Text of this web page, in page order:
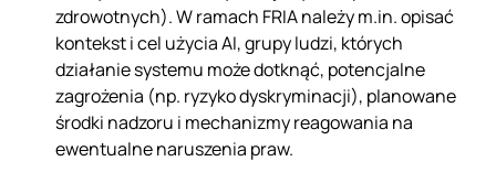
zdrowotnych). W ramach FRIA należy m.in. opisać
kontekst i cel użycia AI, grupy ludzi, których
działanie systemu może dotknąć, potencjalne
zagrożenia (np. ryzyko dyskryminacji), planowane
środki nadzoru i mechanizmy reagowania na
ewentualne naruszenia praw.